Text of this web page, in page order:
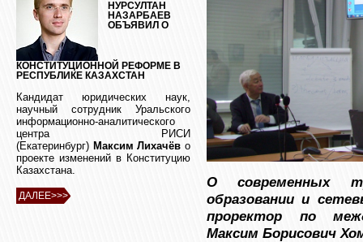
НУРСУЛТАН
НАЗАРБАЕВ
ОБЪЯВИЛ О
КОНСТИТУЦИОННОЙ РЕФОРМЕ В
РЕСПУБЛИКЕ КАЗАХСТАН
Кандидат юридических наук,
научный сотрудник Уральского
информационно-аналитического
центра РИСИ
(Екатеринбург) Максим Лихачёв о
проекте изменений в Конституцию
Казахстана.
ДАЛЕЕ>>>
О современных
образовании и
проректор по
Максим Борисович